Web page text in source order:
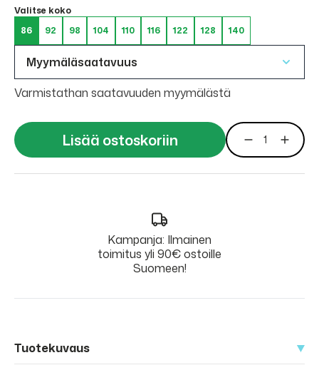
Valitse koko
86
92 98 104 110 116 122 128 140
Myymäläsaatavuus
Varmistathan saatavuuden myymälästä
Lisää ostoskoriin
Kampanja: Ilmainen
toimitus yli 90€ ostoille
Suomeen!
Tuotekuvaus